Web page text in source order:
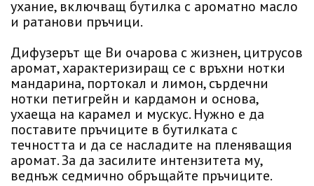
ухание, включващ бутилка с ароматно масло
и ратанови пръчици.
Дифузерът ще Ви очарова с жизнен, цитрусов
аромат, характеризиращ се с връхни нотки
мандарина, портокал и лимон, сърдечни
нотки петигрейн и кардамон и основа,
ухаеща на карамел и мускус. Нужно е да
поставите пръчиците в бутилката с
течността и да се насладите на пленяващия
аромат. За да засилите интензитета му,
веднъж седмично обръщайте пръчиците.